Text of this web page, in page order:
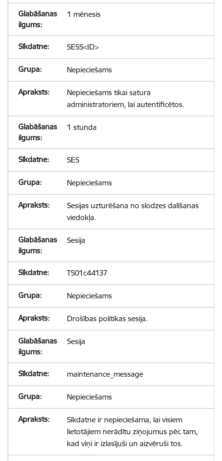
1 mēnesis
SESS<ID>
Nepieciešams
Nepieciešams tikai satura
administratoriem, lai autentificētos.
1 stunda
SES
Nepieciešams
Sesijas uzturēšana no slodzes dalīšanas
viedokļa.
Sesija
TS01c44137
Nepieciešams
Drošības politikas sesija.
Sesija
maintenance_message
Nepieciešams
Sīkdatne ir nepieciešama, lai visiem
lietotājiem nerādītu ziņojumus pēc tam,
kad viņi ir izlasījuši un aizvēruši tos.